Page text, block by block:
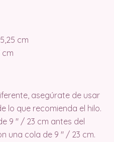
cm
cm
asegúrate de usar
lo que recomienda el hilo.
9 ″ / 23 cm antes del
una cola de 9 ″ / 23 cm.